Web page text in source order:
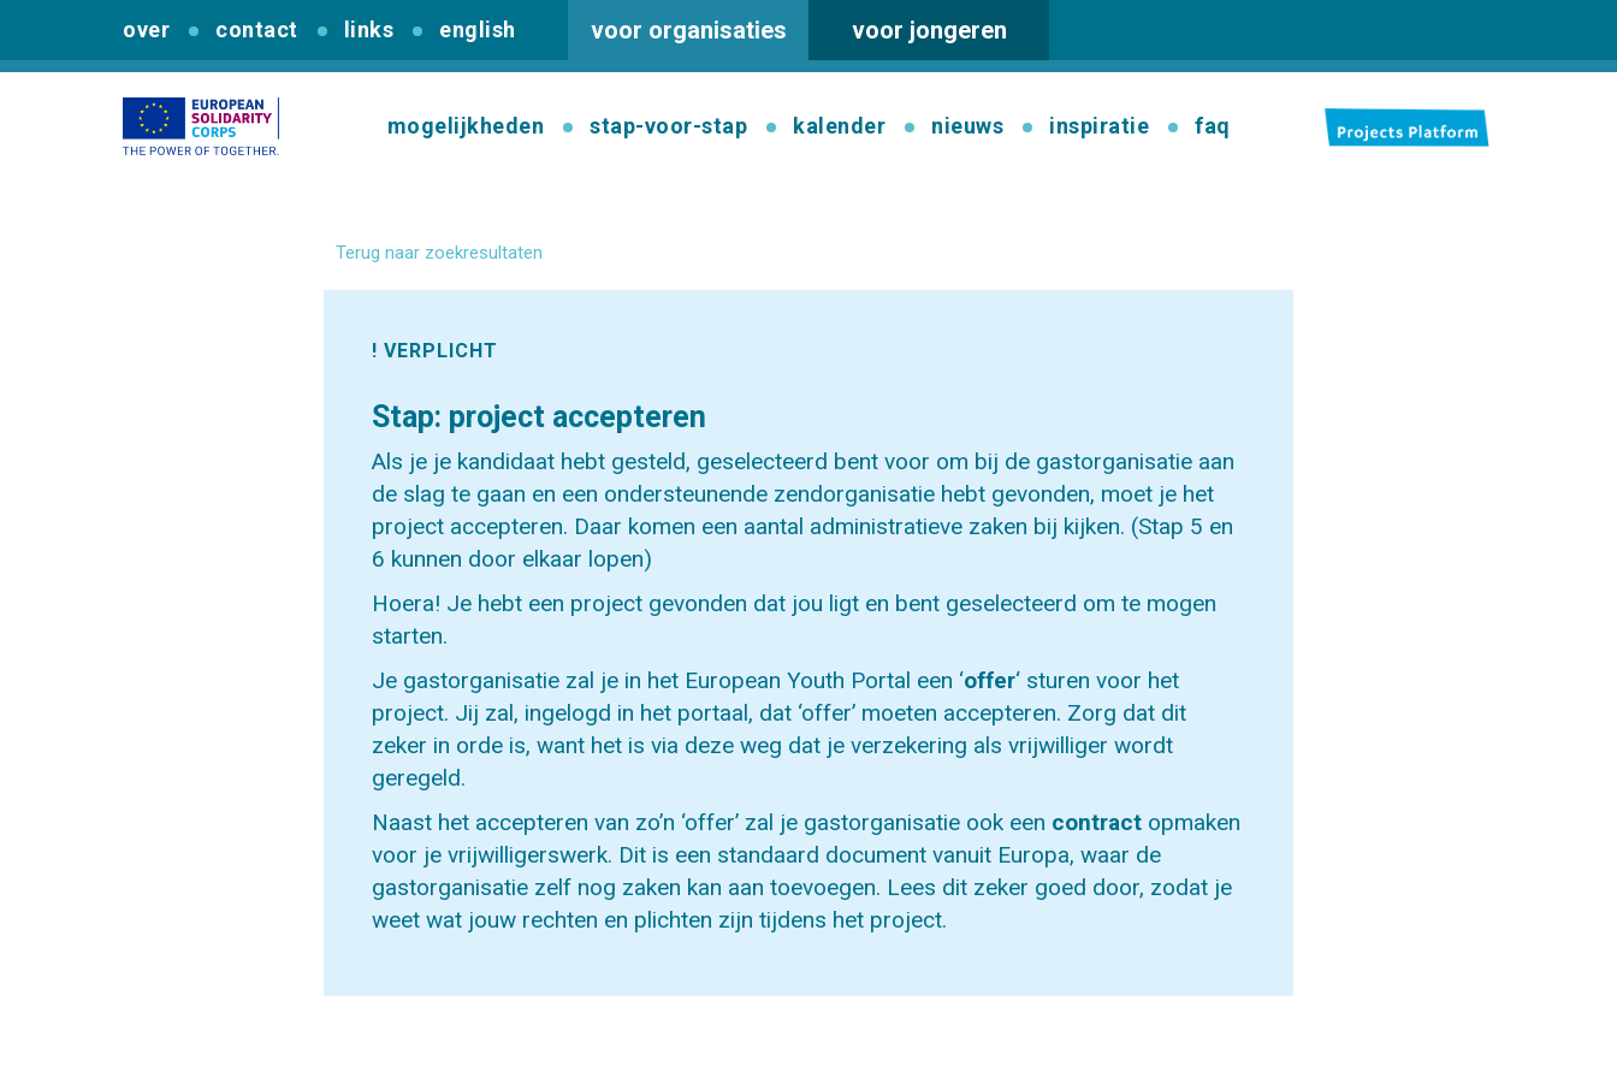
over contact links english voor organisaties voor jongeren
mogelijkheden stap-voor-stap kalender nieuws inspiratie faq
Terug naar zoekresultaten
! VERPLICHT
Stap: project accepteren
Als je je kandidaat hebt gesteld, geselecteerd bent voor om bij de gastorganisatie aan
de slag te gaan en een ondersteunende zendorganisatie hebt gevonden, moet je het
project accepteren. Daar komen een aantal administratieve zaken bij kijken. (Stap 5 en
6 kunnen door elkaar lopen)
Hoera! Je hebt een project gevonden dat jou ligt en bent geselecteerd om te mogen
starten.
Je gastorganisatie zal je in het European Youth Portal een ‘offer‘ sturen voor het
project. Jij zal, ingelogd in het portaal, dat ‘offer’ moeten accepteren. Zorg dat dit
zeker in orde is, want het is via deze weg dat je verzekering als vrijwilliger wordt
geregeld.
Naast het accepteren van zo’n ‘offer’ zal je gastorganisatie ook een contractopmaken
voor je vrijwilligerswerk. Dit is een standaard document vanuit Europa, waar de
gastorganisatie zelf nog zaken kan aan toevoegen. Lees dit zeker goed door, zodat je
weet wat jouw rechten en plichten zijn tijdens het project.